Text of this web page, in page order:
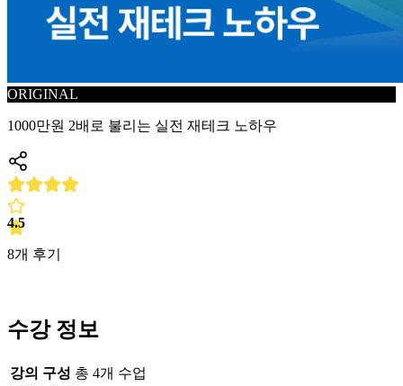
ORIGINAL
1000만원 2배로 불리는 실전 재테크 노하우
4.5
8개 후기
수강 정보
강의 구성 총 4개 수업